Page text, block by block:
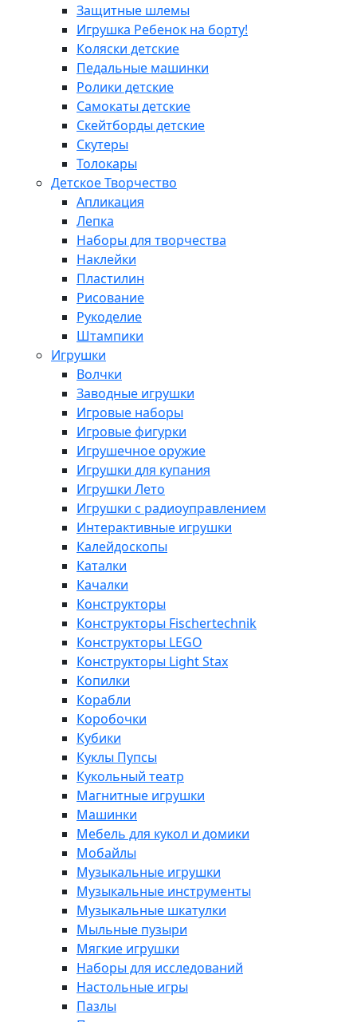
Защитные шлемы
Игрушка Ребенок на борту!
Коляски детские
Педальные машинки
Ролики детские
Самокаты детские
Скейтборды детские
Скутеры
Толокары
Детское Творчество
Апликация
Лепка
Наборы для творчества
Наклейки
Пластилин
Рисование
Рукоделие
Штампики
Игрушки
Волчки
Заводные игрушки
Игровые наборы
Игровые фигурки
Игрушечное оружие
Игрушки для купания
Игрушки Лето
Игрушки с радиоуправлением
Интерактивные игрушки
Калейдоскопы
Каталки
Качалки
Конструкторы
Конструкторы Fisсhertechnik
Конструкторы LEGO
Конструкторы Light Stax
Копилки
Корабли
Коробочки
Кубики
Куклы Пупсы
Кукольный театр
Магнитные игрушки
Машинки
Мебель для кукол и домики
Мобайлы
Музыкальные игрушки
Музыкальные инструменты
Музыкальные шкатулки
Мыльные пузыри
Мягкие игрушки
Наборы для исследований
Настольные игры
Пазлы